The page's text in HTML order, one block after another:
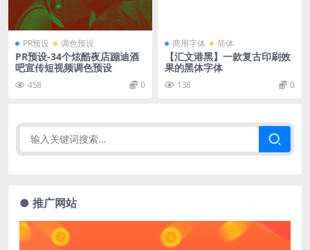
PR预设 调色预设
PR预设-34个炫酷夜店蹦迪酒
吧宣传短视频调色预设
458 0
商用字体 简体
【汇文港黑】一款复古印刷效
果的黑体字体
138 0
● 推广网站